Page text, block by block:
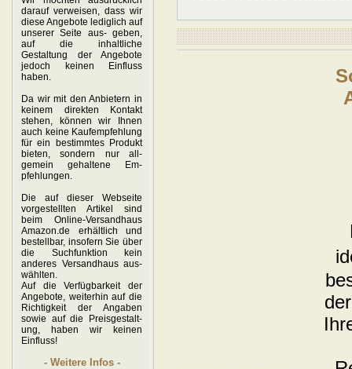
darauf verweisen, dass wir
diese Angebote lediglich auf
unserer Seite aus- geben,
auf die inhaltliche
Gestaltung der Angebote
jedoch keinen Einfluss
haben.
Da wir mit den Anbietern in
keinem direkten Kontakt
stehen, können wir Ihnen
auch keine Kaufempfehlung
für ein bestimmtes Produkt
bieten, sondern nur all-
gemein gehaltene Em-
pfehlungen.
Die auf dieser Webseite
vorgestellten Artikel sind
beim Online-Versandhaus
Amazon.de erhältlich und
bestellbar, insofern Sie über
die Suchfunktion kein
anderes Versandhaus aus-
wählten.
Auf die Verfügbarkeit der
Angebote, weiterhin auf die
Richtigkeit der Angaben
sowie auf die Preisgestalt-
ung, haben wir keinen
Einfluss!
- Weitere Infos -